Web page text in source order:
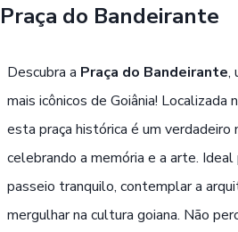
Praça do Bandeirante
Descubra a Praça do Bandeirante,
mais icônicos de Goiânia! Localizada
esta praça histórica é um verdadeiro
celebrando a memória e a arte. Ideal
passeio tranquilo, contemplar a
mergulhar na cultura goiana. Não